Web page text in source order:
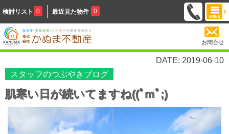
検討リスト 0 最近見た物件 0
お問合せ
DATE: 2019-06-10
スタッフのつぶやきブログ
肌寒い日が続いてますね((ﾟmﾟ;)